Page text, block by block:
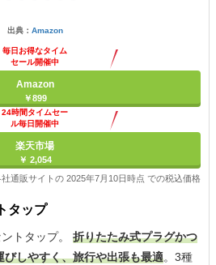
出典： Amazon
毎日お得なタイム
セール開催中
Amazon
￥899
24時間タイムセー
ル毎日開催中
楽天市場
￥ 2,054
通販サイトの 2025年7月10日時点 での税込価格
タップ
トタップ。 折りたたみ式プラグかつ
しやすく、旅行や出張も最適。3種